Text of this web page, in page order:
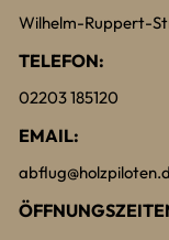
Wilhelm-Ruppert-
TELEFON:
02203 185120
EMAIL: